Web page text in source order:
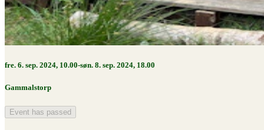
fre. 6. sep. 2024, 10.00-søn. 8. sep. 2024, 18.00
Gammalstorp
Event has passed